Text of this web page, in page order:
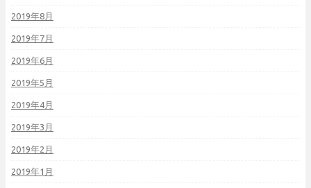
2019年8月
2019年7月
2019年6月
2019年5月
2019年4月
2019年3月
2019年2月
2019年1月